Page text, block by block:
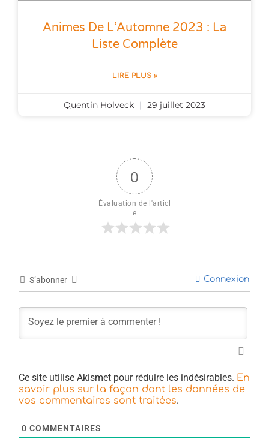
Animes De L’Automne 2023 : La
Liste Complète
LIRE PLUS »
Quentin Holveck 29 juillet 2023
0
Évaluation de l'articl
e
S’abonner Connexion
Ce site utilise Akismet pour réduire les indésirables. En
savoir plus sur la façon dont les données de
vos commentaires sont traitées.
0 COMMENTAIRES